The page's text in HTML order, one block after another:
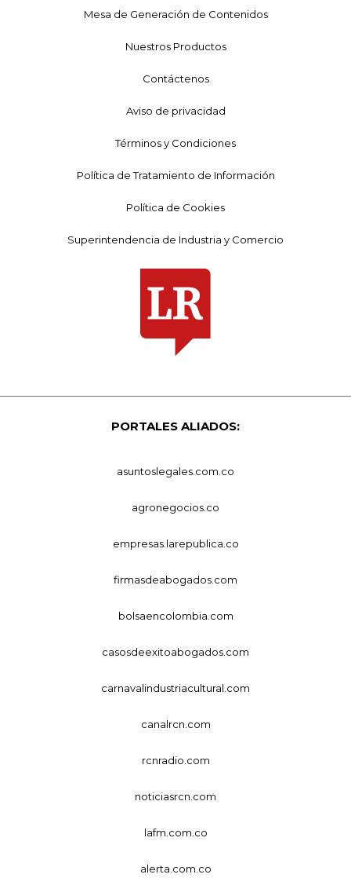
Mesa de Generación de Contenidos
Nuestros Productos
Contáctenos
Aviso de privacidad
Términos y Condiciones
Política de Tratamiento de Información
Política de Cookies
Superintendencia de Industria y Comercio
PORTALES ALIADOS:
asuntoslegales.com.co
agronegocios.co
empresas.larepublica.co
firmasdeabogados.com
bolsaencolombia.com
casosdeexitoabogados.com
carnavalindustriacultural.com
canalrcn.com
rcnradio.com
noticiasrcn.com
lafm.com.co
alerta.com.co